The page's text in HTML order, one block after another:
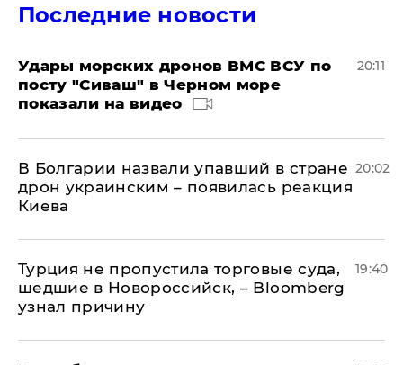
Последние новости
Удары морских дронов ВМС ВСУ по
посту "Сиваш" в Черном море
показали на видео
20:11
В Болгарии назвали упавший в стране
дрон украинским – появилась реакция
Киева
20:02
Турция не пропустила торговые суда,
шедшие в Новороссийск, – Bloomberg
узнал причину
19:40